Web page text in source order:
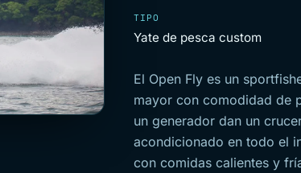
TIPO
Yate de pesca custom
El Open Fly es un
mayor con comodidad de
un generador dan un
acondicionado en todo el
con comidas calientes y